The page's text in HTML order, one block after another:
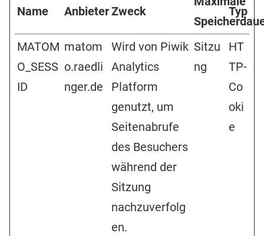
Name AnbieterZweck Typ
MATOM
O_SESS
ID
matom
o.raedli
nger.de
Wird von Piwik
Analytics
Platform
genutzt, um
Seitenabrufe
des Besuchers
während der
Sitzung
nachzuverfolg
en.
Sitzu
ng
HT
TP-
Co
oki
e